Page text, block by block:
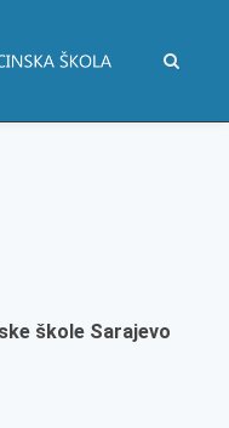
škole Sarajevo